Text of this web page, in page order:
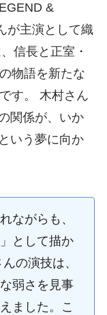
&
が主演として織
信長と正室・
物語を新たな
す。 木村さん
関係が、いか
いう夢に向か
ながらも、
として描か
の演技は、
弱さを見事
ました。こ